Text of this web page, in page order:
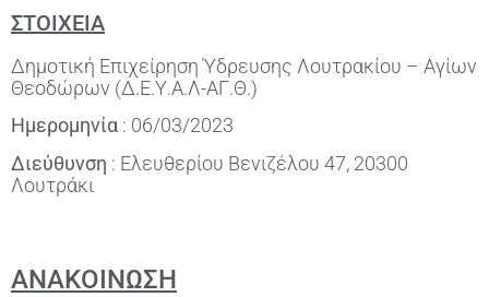
ΣΤΟΙΧΕΙΑ
Δημοτική Επιχείρηση Ύδρευσης Λουτρακίου – Αγίων
Θεοδώρων (Δ.Ε.Υ.Α.Λ-ΑΓ.Θ.)
Ημερομηνία : 06/03/2023
Διεύθυνση : Ελευθερίου Βενιζέλου 47, 20300
Λουτράκι
ΑΝΑΚΟΙΝΩΣΗ